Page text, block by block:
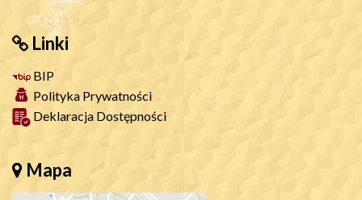
Linki
BIP
Polityka Prywatności
Deklaracja Dostępności
Mapa